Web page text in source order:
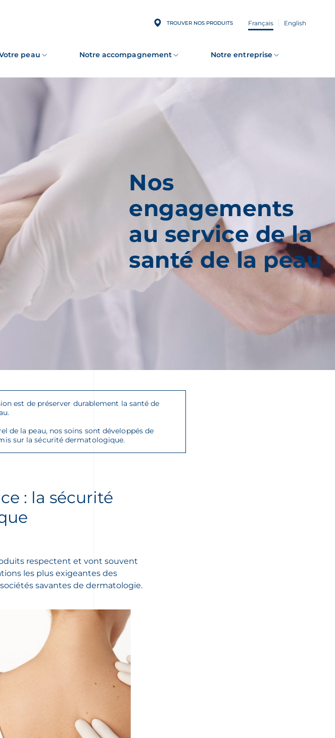
TROUVER NOS PRODUITS Français English
peau Notre accompagnement Notre entreprise
Nos
engagements
au service de la
santé de la peau
est de préserver durablement la santé de
de la peau, nos soins sont développés de
sur la sécurité dermatologique.
: la sécurité
respectent et vont souvent
les plus exigeantes des
savantes de dermatologie.